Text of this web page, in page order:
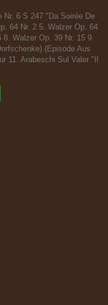
Nr. 6 S 247 "Da Soirée De
64 Nr. 2 5. Walzer Op. 64
Walzer Op. 39 Nr. 15 9.
(Episode Aus
11. Arabeschi Sul Valer "Il